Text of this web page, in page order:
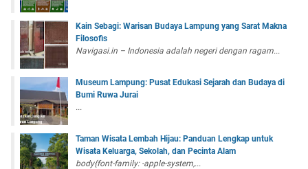
Kain Sebagi: Warisan Budaya Lampung yang Sarat Makna
Filosofis
Navigasi.in – Indonesia adalah negeri dengan ragam...
Museum Lampung: Pusat Edukasi Sejarah dan Budaya di
Bumi Ruwa Jurai
Taman Wisata Lembah Hijau: Panduan Lengkap untuk
Wisata Keluarga, Sekolah, dan Pecinta Alam
body{font-family: -apple-system,...